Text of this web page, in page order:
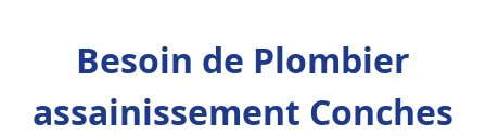
Besoin de Plombier
assainissement Conches